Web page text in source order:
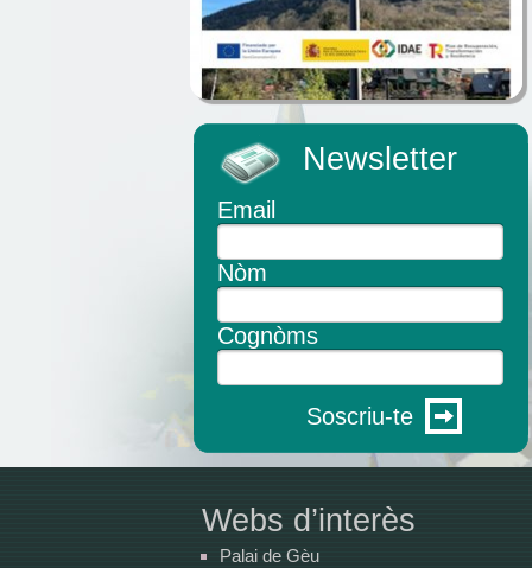
Newsletter
Email
Nòm
Cognòms
Soscriu-te
Webs d’interès
Palai de Gèu